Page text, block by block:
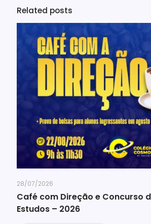
Related posts
28/07/2026
Café com Direção e Concurso
Estudos – 2026